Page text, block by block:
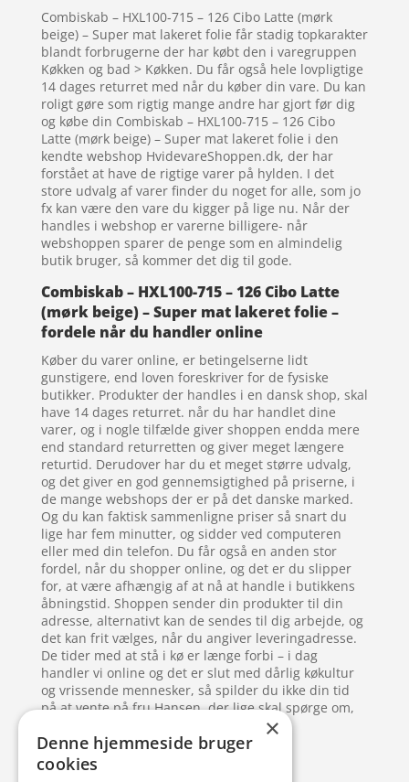
Combiskab – HXL100-715 – 126 Cibo Latte (mørk
beige) – Super mat lakeret folie får stadig topkarakter
blandt forbrugerne der har købt den i varegruppen
Køkken og bad > Køkken. Du får også hele lovpligtige
14 dages returret med når du køber din vare. Du kan
roligt gøre som rigtig mange andre har gjort før dig
og købe din Combiskab – HXL100-715 – 126 Cibo
Latte (mørk beige) – Super mat lakeret folie i den
kendte webshop HvidevareShoppen.dk, der har
forstået at have de rigtige varer på hylden. I det
store udvalg af varer finder du noget for alle, som jo
fx kan være den vare du kigger på lige nu. Når der
handles i webshop er varerne billigere- når
webshoppen sparer de penge som en almindelig
butik bruger, så kommer det dig til gode.
Combiskab – HXL100-715 – 126 Cibo Latte
(mørk beige) – Super mat lakeret folie –
fordele når du handler online
Køber du varer online, er betingelserne lidt
gunstigere, end loven foreskriver for de fysiske
butikker. Produkter der handles i en dansk shop, skal
have 14 dages returret. når du har handlet dine
varer, og i nogle tilfælde giver shoppen endda mere
end standard returretten og giver meget længere
returtid. Derudover har du et meget større udvalg,
og det giver en god gennemsigtighed på priserne, i
de mange webshops der er på det danske marked.
Og du kan faktisk sammenligne priser så snart du
lige har fem minutter, og sidder ved computeren
eller med din telefon. Du får også en anden stor
fordel, når du shopper online, og det er du slipper
for, at være afhængig af at nå at handle i butikkens
åbningstid. Shoppen sender din produkter til din
adresse, alternativt kan de sendes til dig arbejde, og
det kan frit vælges, når du angiver leveringadresse.
De tider med at stå i kø er længe forbi – i dag
handler vi online og det er slut med dårlig køkultur
og vrissende mennesker, så spilder du ikke din tid
på at vente på fru Hansen, der lige skal spørge om,
×
Denne hjemmeside bruger
cookies